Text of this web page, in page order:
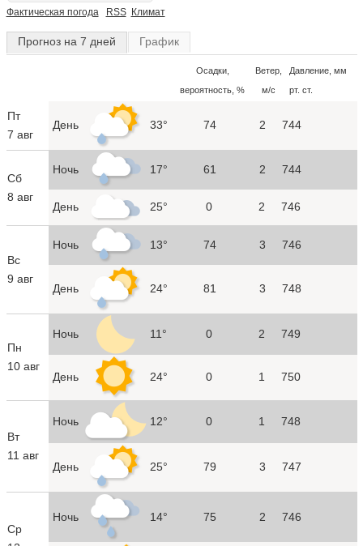
Фактическая погода RSS Климат
Прогноз на 7 дней График
Осадки,
вероятность, %
Ветер,
м/с
Давление, мм
рт. ст.
Пт
7 авг
День 33° 74 2 744
Сб
8 авг
Ночь 17° 61 2 744
День 25° 0 2 746
Вс
9 авг
Ночь 13° 74 3 746
День 24° 81 3 748
Пн
10 авг
Ночь 11° 0 2 749
День 24° 0 1 750
Вт
11 авг
Ночь 12° 0 1 748
День 25° 79 3 747
Ср
Ночь 14° 75 2 746